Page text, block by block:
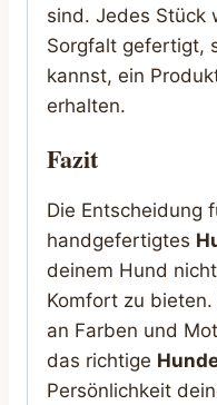
sind. Jedes Stück
Sorgfalt gefertigt,
kannst, ein
erhalten.
Fazit
Die Entscheidung
handgefertigtes
deinem Hund
Komfort zu
an Farben und
das richtige
Persönlichkeit